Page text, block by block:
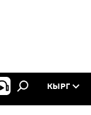
КЫРГ